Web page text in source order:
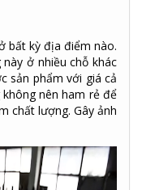
bất kỳ địa điểm nào.
ở nhiều chỗ khác
sản phẩm với giá cả
nên ham rẻ để
chất lượng. Gây ảnh